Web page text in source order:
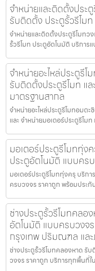
จำหน่ายและติดตั้งประ
รับติดตั้ง ประตูรั้วรีโม
จำหน่ายและติดตั้งประตูรีโมทว
รั้วรีโมท ประตูอัตโนมัติ บริกา
จำหน่ายอะไหล่ประตูรี
รับติดตั้งประตูรีโมท แ
มาตรฐานสากล
จำหน่ายอะไหล่ประตูรีโมทอมต
และ จำหน่ายมอเตอร์ประตูรีโ
มอเตอร์ประตูรีโมททุ่ง
ประตูอัตโนมัติ แบบคร
มอเตอร์ประตูรีโมททุ่งครุ บริก
ครบวงจร ราคาถูก พร้อมประกั
ช่างประตูรั้วรีโมทคลอ
อัตโนมัติ แบบครบวงจ
กรุงเทพ ปริมณฑล แล
ช่างประตูรั้วรีโมทคลองหาด รั
วงจร ราคาถูก บริการทุกพื้นที่